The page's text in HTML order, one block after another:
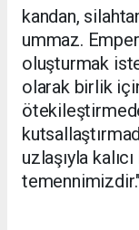
kandan,
ummaz.
oluşturmak
olarak birlik
uzlaşıyla